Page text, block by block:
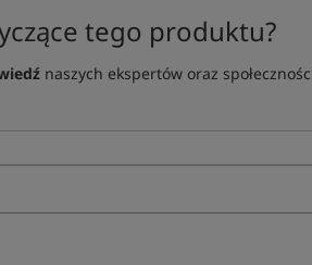
tego produktu?
naszych ekspertów oraz